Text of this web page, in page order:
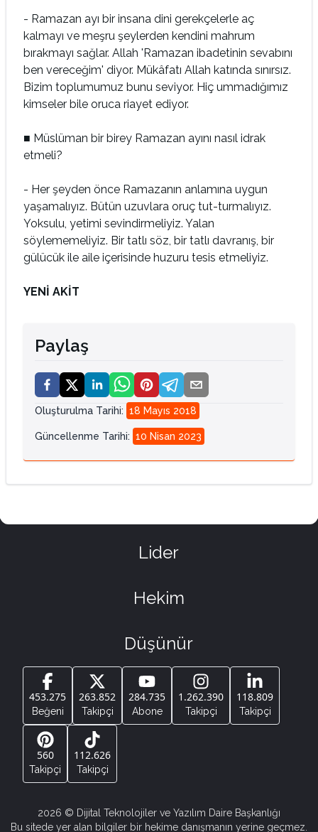
- Ramazan ayı bir insana dini gerekçelerle aç
kalmayı ve meşru şeylerden kendini mahrum
bırakmayı sağlar. Allah 'Ramazan ibadetinin sevabını
ben vereceğim' diyor. Mükâfatı Allah katında sınırsız.
Bizim toplumumuz bunu seviyor. Hiç ummadığımız
kimseler bile oruca riayet ediyor.
■ Müslüman bir birey Ramazan ayını nasıl idrak
etmeli?
- Her şeyden önce Ramazanın anlamına uygun
yaşamalıyız. Bütün uzuvlara oruç tut-turmalıyız.
Yoksulu, yetimi sevindirmeliyiz. Yalan
söylememeliyiz. Bir tatlı söz, bir tatlı davranış, bir
gülücük ile aile içerisinde huzuru tesis etmeliyiz.
YENİ AKİT
Paylaş
Oluşturulma Tarihi: 18 Mayıs 2018
Güncellenme Tarihi: 10 Nisan 2023
Lider
Hekim
Düşünür
453.275
Beğeni
263.852
Takipçi
284.735
Abone
1.262.390
Takipçi
118.809
Takipçi
560
Takipçi
112.626
Takipçi
2026 © Dijital Teknolojiler ve Yazılım Daire Başkanlığı
Bu sitede yer alan bilgiler bir hekime danışmanın yerine geçmez.